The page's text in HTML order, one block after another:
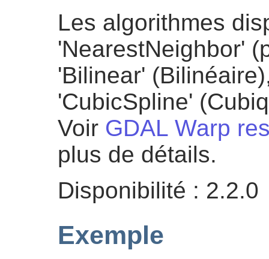
Les algorithmes
'NearestNeighbor'
'Bilinear'
'CubicSpline'
Voir GDAL Warp
plus de détails.
Disponibilité : 2.2.0
Exemple